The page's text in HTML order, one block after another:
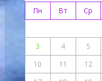
Пн
Вт Ср
3
4 5
10
11 12